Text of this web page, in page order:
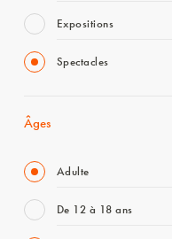
Expositions
Spectacles
Âges
Adulte
De 12 à 18 ans